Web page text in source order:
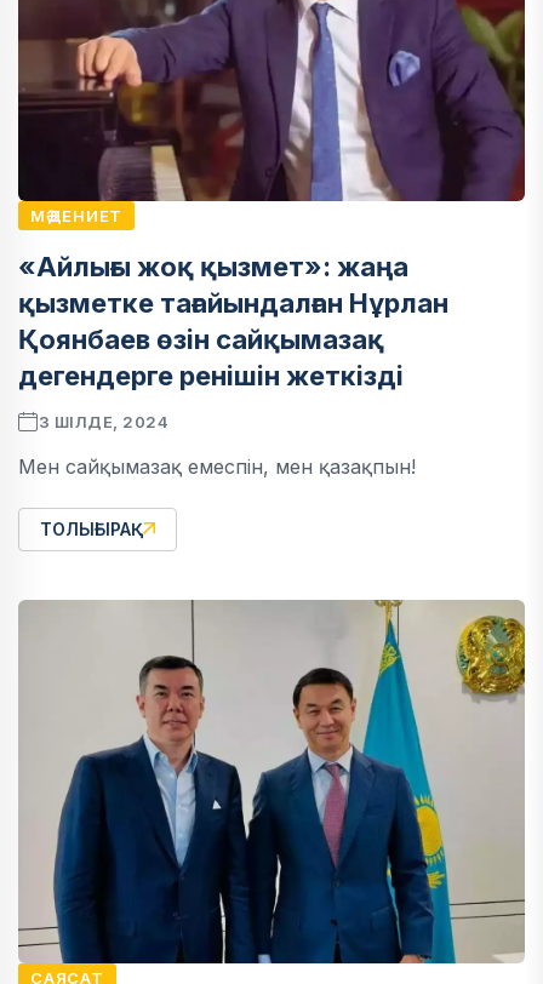
МӘДЕНИЕТ
«Айлығы жоқ қызмет»: жаңа
қызметке тағайындалған Нұрлан
Қоянбаев өзін сайқымазақ
дегендерге ренішін жеткізді
3 ШІЛДЕ, 2024
Мен сайқымазақ емеспін, мен қазақпын!
ТОЛЫҒЫРАҚ
САЯСАТ